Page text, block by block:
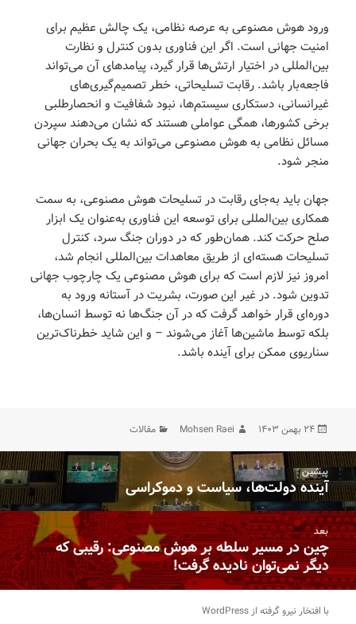
ورود هوش مصنوعی به عرصه نظامی، یک چالش عظیم برای
امنیت جهانی است. اگر این فناوری بدون کنترل و نظارت
بین‌المللی در اختیار ارتش‌ها قرار گیرد، پیامدهای آن می‌تواند
فاجعه‌بار باشد. رقابت تسلیحاتی، خطر تصمیم‌گیری‌های
غیرانسانی، دستکاری سیستم‌ها، نبود شفافیت و انحصارطلبی
برخی کشورها، همگی عواملی هستند که نشان می‌دهند سپردن
مسائل نظامی به هوش مصنوعی می‌تواند به یک بحران جهانی
منجر شود.
جهان باید به‌جای رقابت در تسلیحات هوش مصنوعی، به سمت
همکاری بین‌المللی برای توسعه این فناوری به‌عنوان یک ابزار
صلح حرکت کند. همان‌طور که در دوران جنگ سرد، کنترل
تسلیحات هسته‌ای از طریق معاهدات بین‌المللی انجام شد،
امروز نیز لازم است که برای هوش مصنوعی یک چارچوب جهانی
تدوین شود. در غیر این صورت، بشریت در آستانه ورود به
دوره‌ای قرار خواهد گرفت که در آن جنگ‌ها نه توسط انسان‌ها،
بلکه توسط ماشین‌ها آغاز می‌شوند – و این شاید خطرناک‌ترین
سناریوی ممکن برای آینده باشد.
ارسال
در
۲۴ بهمن ۱۴۰۳ نویسنده
Mohsen Raei دسته‌ها
مقالات
راهبری
نوشته‌هاپیشین
نوشته
قبلی:
آینده دولت‌ها، سیاست و دموکراسی
بعد
نوشته
بعدی:
چین در مسیر سلطه بر هوش مصنوعی: رقیبی که
دیگر نمی‌توان نادیده گرفت!
با افتخار نیرو گرفته از WordPress